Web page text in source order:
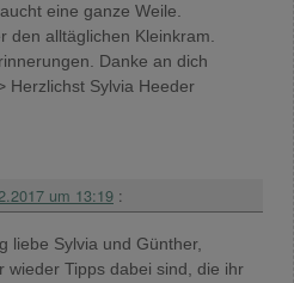
eine ganze Weile.
den alltäglichen Kleinkram.
Danke an dich
Herzlichst Sylvia Heeder
um 13:19 :
liebe Sylvia und Günther,
wieder Tipps dabei sind, die ihr